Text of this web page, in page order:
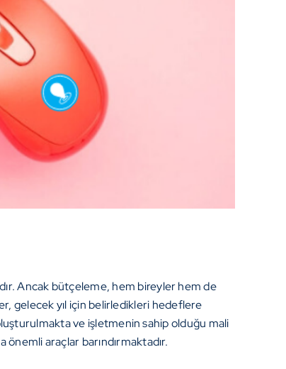
Ancak bütçeleme, hem bireyler hem de
gelecek yıl için belirledikleri hedeflere
ve işletmenin sahip olduğu mali
araçlar barındırmaktadır.